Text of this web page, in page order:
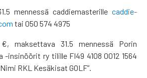
mennessä caddiemasterille caddie-
tai 050 574 4975
maksettava 31.5 mennessä Porin
-insinöörit ry tilille FI49 4108 0012 1564
RKL Kesäkisat GOLF”.